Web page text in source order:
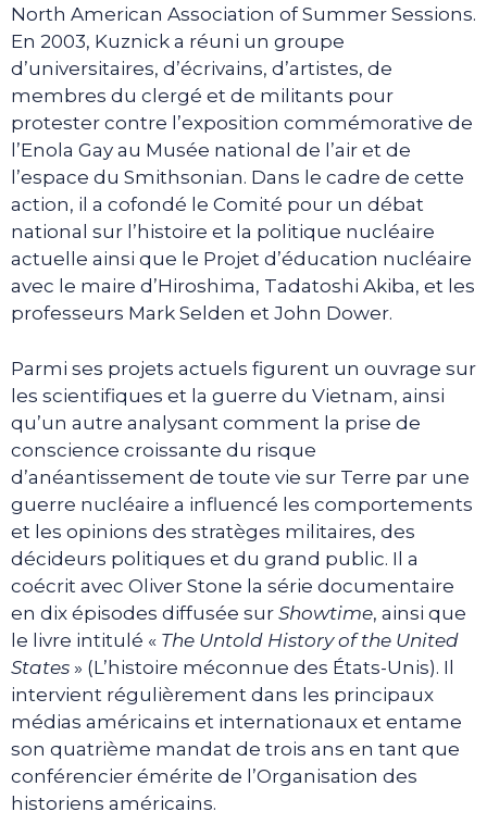
North American Association of Summer Sessions.
En 2003, Kuznick a réuni un groupe
d’universitaires, d’écrivains, d’artistes, de
membres du clergé et de militants pour
protester contre l’exposition commémorative de
l’Enola Gay au Musée national de l’air et de
l’espace du Smithsonian. Dans le cadre de cette
action, il a cofondé le Comité pour un débat
national sur l’histoire et la politique nucléaire
actuelle ainsi que le Projet d’éducation nucléaire
avec le maire d’Hiroshima, Tadatoshi Akiba, et les
professeurs Mark Selden et John Dower.
Parmi ses projets actuels figurent un ouvrage sur
les scientifiques et la guerre du Vietnam, ainsi
qu’un autre analysant comment la prise de
conscience croissante du risque
d’anéantissement de toute vie sur Terre par une
guerre nucléaire a influencé les comportements
et les opinions des stratèges militaires, des
décideurs politiques et du grand public. Il a
coécrit avec Oliver Stone la série documentaire
en dix épisodes diffusée sur Showtime, ainsi que
le livre intitulé « The Untold History of the United
States » (L’histoire méconnue des États-Unis). Il
intervient régulièrement dans les principaux
médias américains et internationaux et entame
son quatrième mandat de trois ans en tant que
conférencier émérite de l’Organisation des
historiens américains.